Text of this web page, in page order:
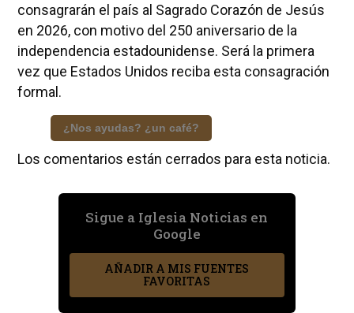
consagrarán el país al Sagrado Corazón de Jesús
en 2026, con motivo del 250 aniversario de la
independencia estadounidense. Será la primera
vez que Estados Unidos reciba esta consagración
formal.
¿Nos ayudas? ¿un café?
Los comentarios están cerrados para esta noticia.
Sigue a Iglesia Noticias en
Google
AÑADIR A MIS FUENTES
FAVORITAS